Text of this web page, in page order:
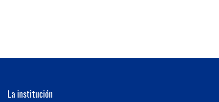
La institución